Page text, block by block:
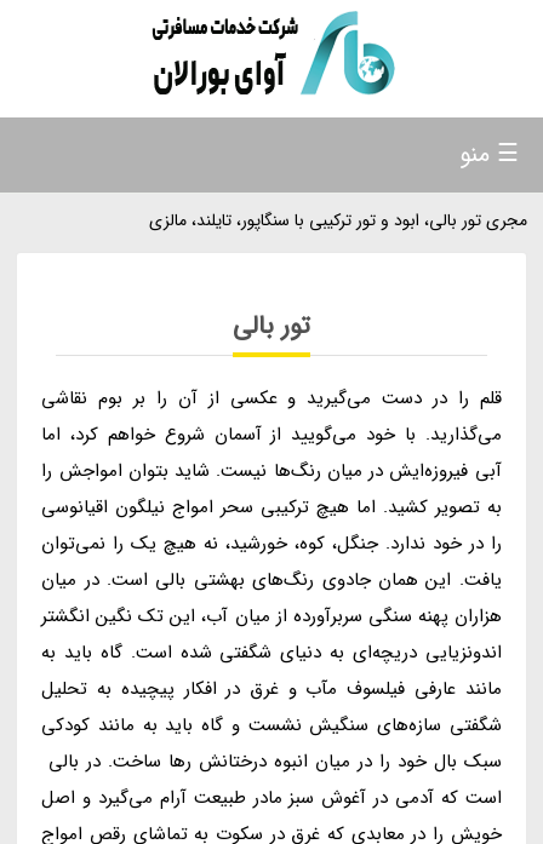
مجری تور بالی، ابود و تور ترکیبی با سنگاپور، تایلند، مالزی
تور بالی
قلم را در دست می‌گیرید و عکسی از آن را بر بوم نقاشی
می‌گذارید. با خود می‌گویید از آسمان شروع خواهم کرد، اما
آبی فیروزه‌ایش در میان رنگ‌ها نیست. شاید بتوان امواجش را
به تصویر کشید. اما هیچ ترکیبی سحر امواج نیلگون اقیانوسی
را در خود ندارد. جنگل، کوه، خورشید، نه هیچ یک را نمی‌توان
یافت. این همان جادوی رنگ‌های بهشتی بالی است. در میان
هزاران پهنه سنگی سربرآورده از میان آب، این تک نگین انگشتر
اندونزیایی دریچه‌ای به دنیای شگفتی شده است. گاه باید به
مانند عارفی فیلسوف مآب و غرق در افکار پیچیده به تحلیل
شگفتی‌ سازه‌های سنگیش نشست و گاه باید به مانند کودکی
سبک بال خود را در میان انبوه درختانش رها ساخت. در بالی
است که آدمی در آغوش سبز مادر طبیعت آرام می‌گیرد و اصل
خویش را در معابدی که غرق در سکوت به تماشای رقص امواج
☰ منو